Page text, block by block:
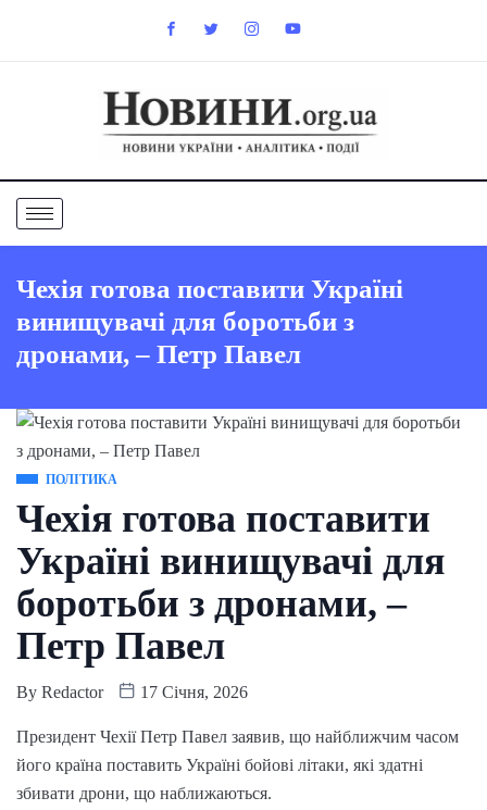
Чехія готова поставити Україні
винищувачі для боротьби з
дронами, – Петр Павел
ПОЛІТИКА
Чехія готова поставити
Україні винищувачі для
боротьби з дронами, –
Петр Павел
By Redactor 17 Січня, 2026
Президент Чехії Петр Павел заявив, що найближчим часом
його країна поставить Україні бойові літаки, які здатні
збивати дрони, що наближаються.